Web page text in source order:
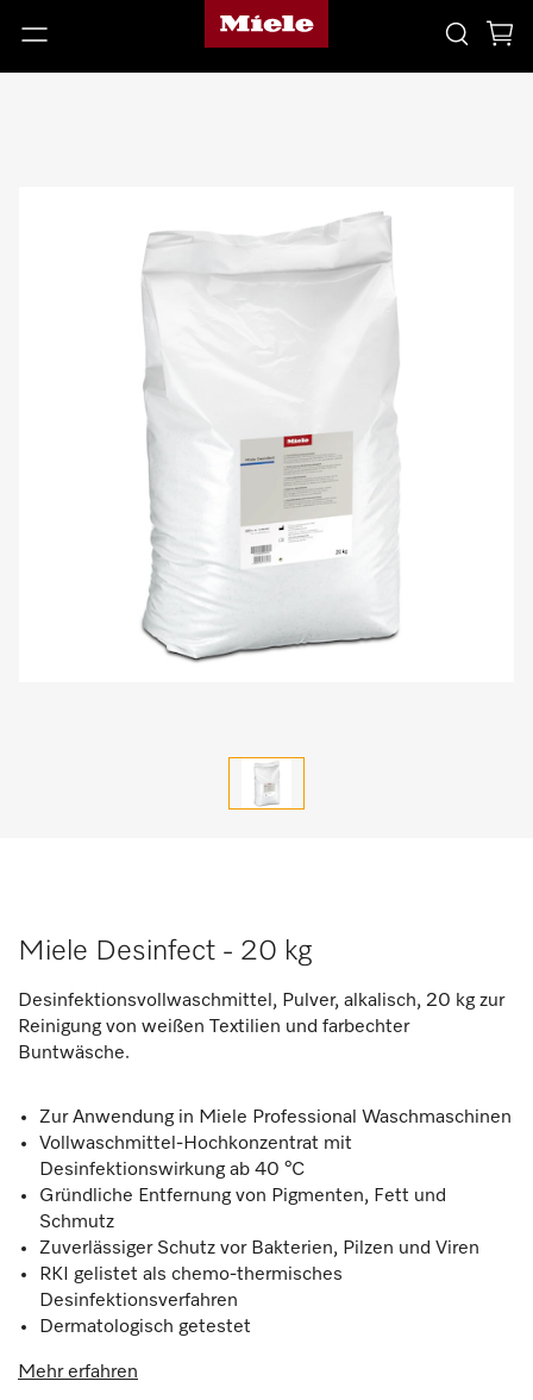
Miele Desinfect - 20 kg
Desinfektionsvollwaschmittel, Pulver, alkalisch, 20 kg zur
Reinigung von weißen Textilien und farbechter
Buntwäsche.
Zur Anwendung in Miele Professional Waschmaschinen
Vollwaschmittel-Hochkonzentrat mit
Desinfektionswirkung ab 40 °C
Gründliche Entfernung von Pigmenten, Fett und
Schmutz
Zuverlässiger Schutz vor Bakterien, Pilzen und Viren
RKI gelistet als chemo-thermisches
Desinfektionsverfahren
Dermatologisch getestet
Mehr erfahren